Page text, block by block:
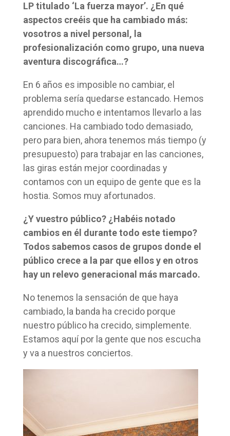
LP titulado ‘La fuerza mayor’. ¿En qué
aspectos creéis que ha cambiado más:
vosotros a nivel personal, la
profesionalización como grupo, una nueva
aventura discográfica…?
En 6 años es imposible no cambiar, el
problema sería quedarse estancado. Hemos
aprendido mucho e intentamos llevarlo a las
canciones. Ha cambiado todo demasiado,
pero para bien, ahora tenemos más tiempo (y
presupuesto) para trabajar en las canciones,
las giras están mejor coordinadas y
contamos con un equipo de gente que es la
hostia. Somos muy afortunados.
¿Y vuestro público? ¿Habéis notado
cambios en él durante todo este tiempo?
Todos sabemos casos de grupos donde el
público crece a la par que ellos y en otros
hay un relevo generacional más marcado.
No tenemos la sensación de que haya
cambiado, la banda ha crecido porque
nuestro público ha crecido, simplemente.
Estamos aquí por la gente que nos escucha
y va a nuestros conciertos.